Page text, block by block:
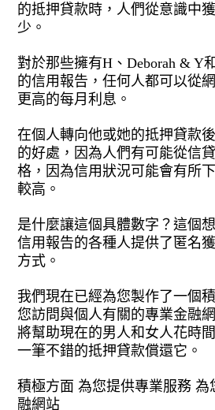
的抵押貸款時，人們從意識中
少。
對於那些擁有H、Deborah & Y
的信用報告，任何人都可以從
更高的每月利息。
在個人轉向他或她的抵押貸款
的好處，因為人們有可能從信
格，因為信用狀況可能會有所
較高。
是什麼讓這個具體數字？這個
信用報告的各種人提供了匿名
方式。
我們現在已經為您製作了一個
您訪問與個人有關的專業金融
將幫助現在的男人和女人花時
一筆不錯的抵押貸款償還它。
積極方面 為您提供專業服務 為
融網站